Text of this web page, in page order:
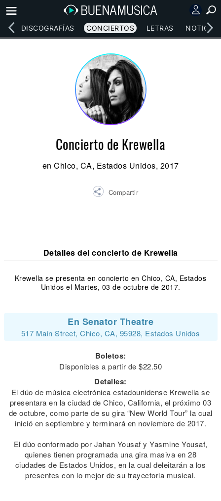
DISCOGRAFÍAS CONCIERTOS LETRAS NOTICIAS
Concierto de Krewella
en Chico, CA, Estados Unidos, 2017
Compartir
Detalles del concierto de Krewella
Krewella se presenta en concierto en Chico, CA, Estados
Unidos el Martes, 03 de octubre de 2017.
En Senator Theatre
517 Main Street, Chico, CA, 95928, Estados Unidos
Boletos:
Disponibles a partir de $22.50
Detalles:
El dúo de música electrónica estadounidense Krewella se
presentara en la ciudad de Chico, California, el próximo 03
de octubre, como parte de su gira “New World Tour” la cual
inició en septiembre y terminará en noviembre de 2017.
El dúo conformado por Jahan Yousaf y Yasmine Yousaf,
quienes tienen programada una gira masiva en 28
ciudades de Estados Unidos, en la cual deleitarán a los
presentes con lo mejor de su trayectoria musical.